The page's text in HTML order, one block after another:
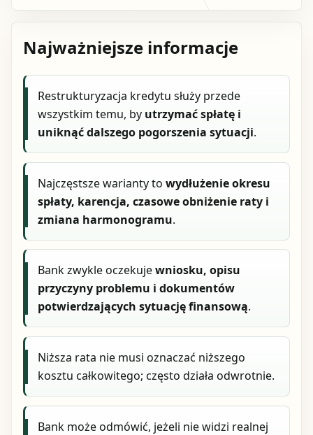
Najważniejsze informacje
Restrukturyzacja kredytu służy przede
wszystkim temu, by utrzymać spłatę i
uniknąć dalszego pogorszenia sytuacji.
Najczęstsze warianty towydłużenie okresu
spłaty, karencja, czasowe obniżenie raty i
zmiana harmonogramu.
Bank zwykle oczekujewniosku, opisu
przyczyny problemu i dokumentów
potwierdzających sytuację finansową.
Niższa rata nie musi oznaczać niższego
kosztu całkowitego; często działa odwrotnie.
Bank może odmówić, jeżeli nie widzi realnej